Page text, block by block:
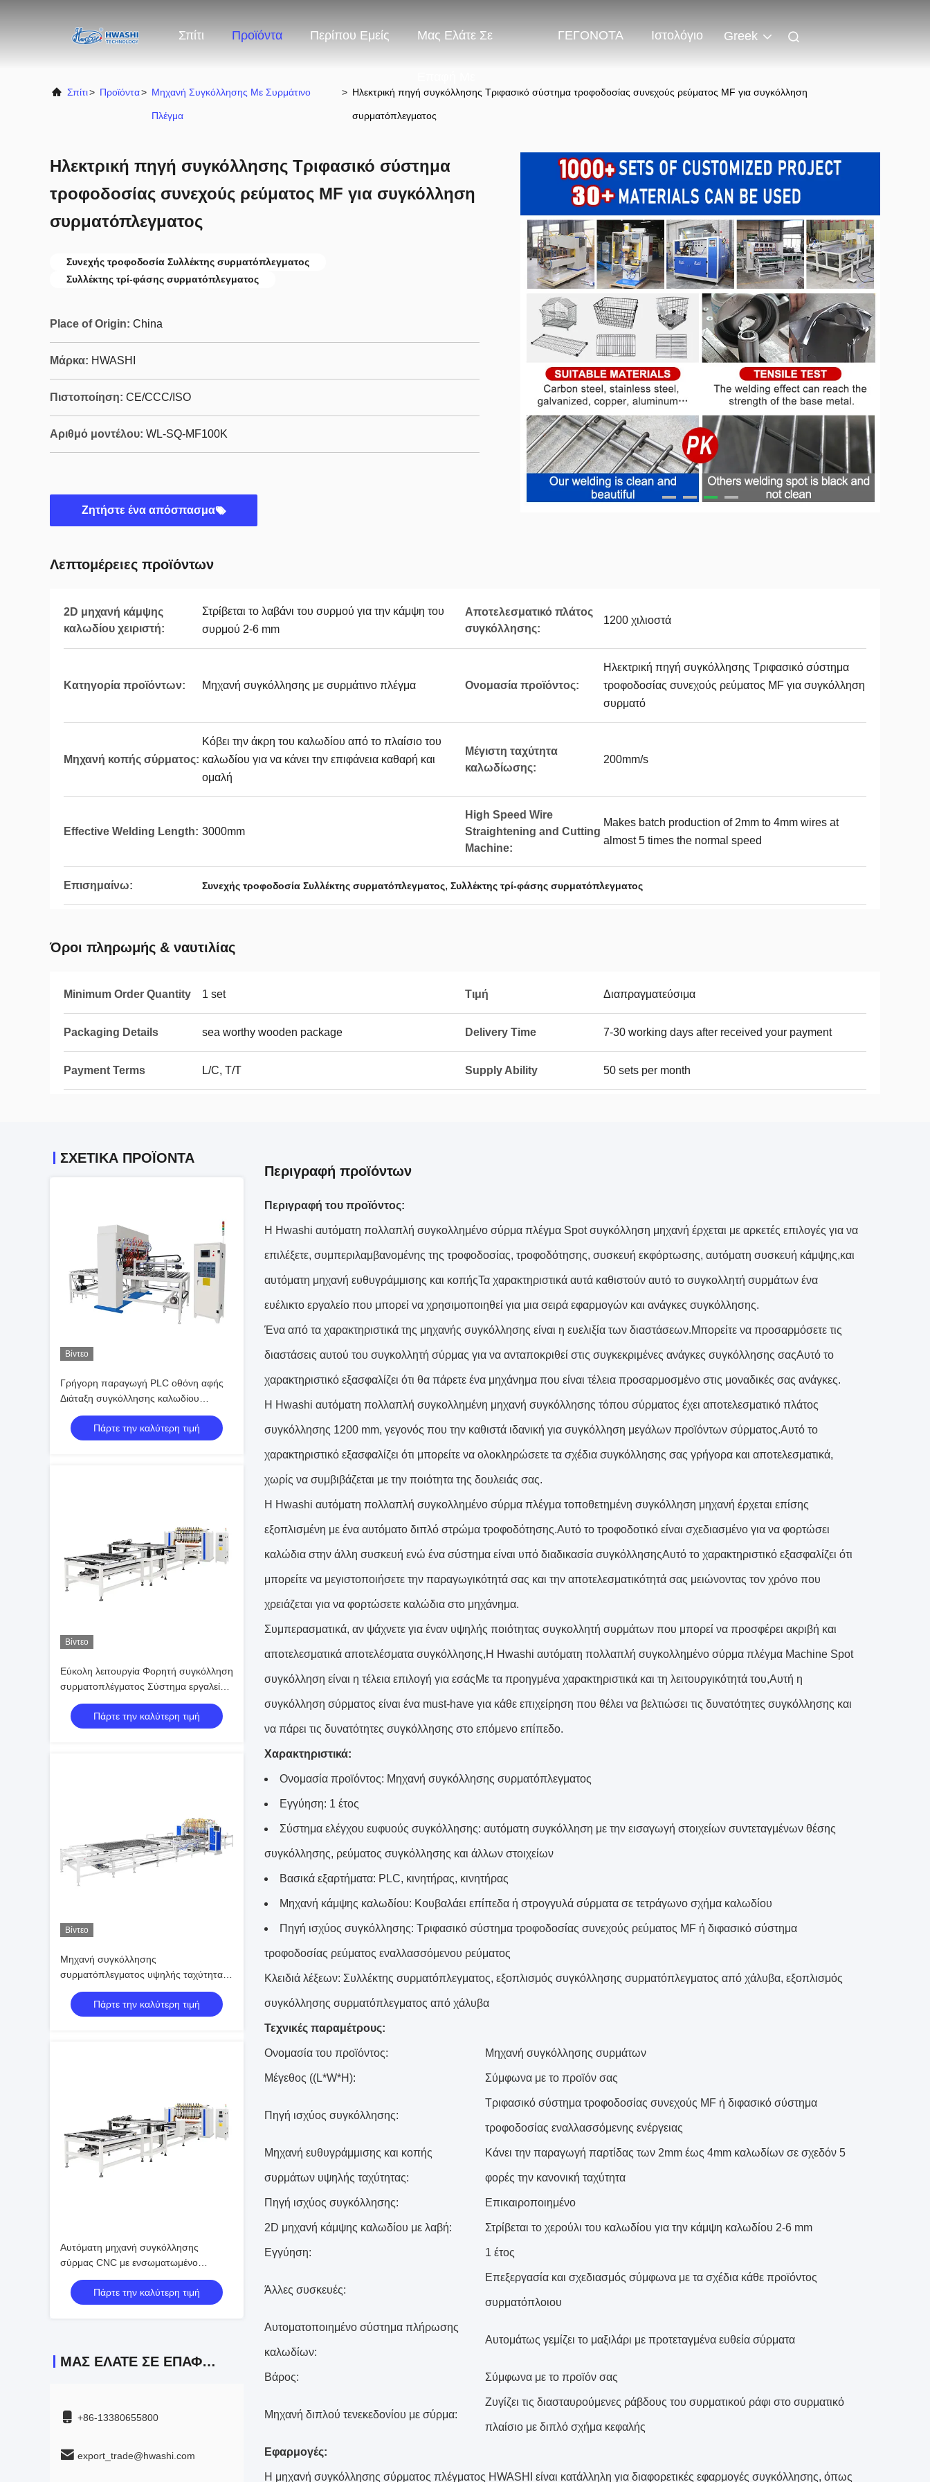
Σπίτι Προϊόντα Περίπου Εμείς Μας Ελάτε Σε ΓΕΓΟΝΟΤΑ Ιστολόγιο Greek
Σπίτι> Προϊόντα> Μηχανή Συγκόλλησης Με Συρμάτινο
Πλέγμα
> Ηλεκτρική πηγή συγκόλλησης Τριφασικό σύστημα τροφοδοσίας συνεχούς ρεύματος MF για συγκόλληση
συρματόπλεγματος
Ηλεκτρική πηγή συγκόλλησης Τριφασικό σύστημα
τροφοδοσίας συνεχούς ρεύματος MF για συγκόλληση
συρματόπλεγματος
Συνεχής τροφοδοσία Συλλέκτης συρματόπλεγματος
Συλλέκτης τρί-φάσης συρματόπλεγματος
Place of Origin: China
Μάρκα: HWASHI
Πιστοποίηση: CE/CCC/ISO
Αριθμό μοντέλου: WL-SQ-MF100K
Ζητήστε ένα απόσπασμα
Λεπτομέρειες προϊόντων
2D μηχανή κάμψης
καλωδίου χειριστή:
Στρίβεται το λαβάνι του συρμού για την κάμψη του
συρμού 2-6 mm
Αποτελεσματικό πλάτος
συγκόλλησης:
1200 χιλιοστά
Κατηγορία προϊόντων: Μηχανή συγκόλλησης με συρμάτινο πλέγμα Ονομασία προϊόντος:
Ηλεκτρική πηγή συγκόλλησης Τριφασικό σύστημα
τροφοδοσίας συνεχούς ρεύματος MF για συγκόλληση
συρματό
Μηχανή κοπής σύρματος:
Κόβει την άκρη του καλωδίου από το πλαίσιο του
καλωδίου για να κάνει την επιφάνεια καθαρή και
ομαλή
Μέγιστη ταχύτητα
καλωδίωσης:
200mm/s
Effective Welding Length: 3000mm
High Speed Wire
Straightening and Cutting
Machine:
Makes batch production of 2mm to 4mm wires at
almost 5 times the normal speed
Επισημαίνω: Συνεχής τροφοδοσία Συλλέκτης συρματόπλεγματος, Συλλέκτης τρί-φάσης συρματόπλεγματος
Όροι πληρωμής & ναυτιλίας
Minimum Order Quantity 1 set Τιμή Διαπραγματεύσιμα
Packaging Details sea worthy wooden package Delivery Time 7-30 working days after received your payment
Payment Terms L/C, T/T Supply Ability 50 sets per month
ΣΧΕΤΙΚΆ ΠΡΟΪΌΝΤΑ
Βίντεο
Γρήγορη παραγωγή PLC οθόνη αφής
Διάταξη συγκόλλησης καλωδίου
1800mm πλάτος 100 σειρές λεπτό
αυτόματοΠάρτε την καλύτερη τιμή
Βίντεο
Εύκολη λειτουργία Φορητή συγκόλληση
συρματοπλέγματος Σύστημα εργαλείων
γρήγορης αλλαγής 1200mm
Συμπληκτικό σχεδιασμό
Πάρτε την καλύτερη τιμή
Βίντεο
Μηχανή συγκόλλησης
συρματόπλεγματος υψηλής ταχύτητας
με κινητήρα σερβοκίνησης Σύστημα
αυτόματης ευθυγράμμισης 2000 mm
για γρήγορη έξοδο
Πάρτε την καλύτερη τιμή
Αυτόματη μηχανή συγκόλλησης
σύρμας CNC με ενσωματωμένο
σύστημα τροφοδοσίας σύρματος
1500mm πλάτος
Πάρτε την καλύτερη τιμή
ΜΑΣ ΕΛΆΤΕ ΣΕ ΕΠΑΦΉ ΜΕ
+86-13380655800
export_trade@hwashi.com
Περιγραφή προϊόντων
Περιγραφή του προϊόντος:
Η Hwashi αυτόματη πολλαπλή συγκολλημένο σύρμα πλέγμα Spot συγκόλληση μηχανή έρχεται με αρκετές επιλογές για να
επιλέξετε, συμπεριλαμβανομένης της τροφοδοσίας, τροφοδότησης, συσκευή εκφόρτωσης, αυτόματη συσκευή κάμψης,και
αυτόματη μηχανή ευθυγράμμισης και κοπήςΤα χαρακτηριστικά αυτά καθιστούν αυτό το συγκολλητή συρμάτων ένα
ευέλικτο εργαλείο που μπορεί να χρησιμοποιηθεί για μια σειρά εφαρμογών και ανάγκες συγκόλλησης.
Ένα από τα χαρακτηριστικά της μηχανής συγκόλλησης είναι η ευελιξία των διαστάσεων.Μπορείτε να προσαρμόσετε τις
διαστάσεις αυτού του συγκολλητή σύρμας για να ανταποκριθεί στις συγκεκριμένες ανάγκες συγκόλλησης σαςΑυτό το
χαρακτηριστικό εξασφαλίζει ότι θα πάρετε ένα μηχάνημα που είναι τέλεια προσαρμοσμένο στις μοναδικές σας ανάγκες.
Η Hwashi αυτόματη πολλαπλή συγκολλημένη μηχανή συγκόλλησης τόπου σύρματος έχει αποτελεσματικό πλάτος
συγκόλλησης 1200 mm, γεγονός που την καθιστά ιδανική για συγκόλληση μεγάλων προϊόντων σύρματος.Αυτό το
χαρακτηριστικό εξασφαλίζει ότι μπορείτε να ολοκληρώσετε τα σχέδια συγκόλλησης σας γρήγορα και αποτελεσματικά,
χωρίς να συμβιβάζεται με την ποιότητα της δουλειάς σας.
Η Hwashi αυτόματη πολλαπλή συγκολλημένο σύρμα πλέγμα τοποθετημένη συγκόλληση μηχανή έρχεται επίσης
εξοπλισμένη με ένα αυτόματο διπλό στρώμα τροφοδότησης.Αυτό το τροφοδοτικό είναι σχεδιασμένο για να φορτώσει
καλώδια στην άλλη συσκευή ενώ ένα σύστημα είναι υπό διαδικασία συγκόλλησηςΑυτό το χαρακτηριστικό εξασφαλίζει ότι
μπορείτε να μεγιστοποιήσετε την παραγωγικότητά σας και την αποτελεσματικότητά σας μειώνοντας τον χρόνο που
χρειάζεται για να φορτώσετε καλώδια στο μηχάνημα.
Συμπερασματικά, αν ψάχνετε για έναν υψηλής ποιότητας συγκολλητή συρμάτων που μπορεί να προσφέρει ακριβή και
αποτελεσματικά αποτελέσματα συγκόλλησης,Η Hwashi αυτόματη πολλαπλή συγκολλημένο σύρμα πλέγμα Machine Spot
συγκόλληση είναι η τέλεια επιλογή για εσάςΜε τα προηγμένα χαρακτηριστικά και τη λειτουργικότητά του,Αυτή η
συγκόλληση σύρματος είναι ένα must-have για κάθε επιχείρηση που θέλει να βελτιώσει τις δυνατότητες συγκόλλησης και
να πάρει τις δυνατότητες συγκόλλησης στο επόμενο επίπεδο.
Χαρακτηριστικά:
Ονομασία προϊόντος: Μηχανή συγκόλλησης συρματόπλεγματος
Εγγύηση: 1 έτος
Σύστημα ελέγχου ευφυούς συγκόλλησης: αυτόματη συγκόλληση με την εισαγωγή στοιχείων συντεταγμένων θέσης
συγκόλλησης, ρεύματος συγκόλλησης και άλλων στοιχείων
Βασικά εξαρτήματα: PLC, κινητήρας, κινητήρας
Μηχανή κάμψης καλωδίου: Κουβαλάει επίπεδα ή στρογγυλά σύρματα σε τετράγωνο σχήμα καλωδίου
Πηγή ισχύος συγκόλλησης: Τριφασικό σύστημα τροφοδοσίας συνεχούς ρεύματος MF ή διφασικό σύστημα
τροφοδοσίας ρεύματος εναλλασσόμενου ρεύματος
Κλειδιά λέξεων: Συλλέκτης συρματόπλεγματος, εξοπλισμός συγκόλλησης συρματόπλεγματος από χάλυβα, εξοπλισμός
συγκόλλησης συρματόπλεγματος από χάλυβα
Τεχνικές παραμέτρους:
Ονομασία του προϊόντος: Μηχανή συγκόλλησης συρμάτων
Μέγεθος ((L*W*H): Σύμφωνα με το προϊόν σας
Πηγή ισχύος συγκόλλησης:
Τριφασικό σύστημα τροφοδοσίας συνεχούς MF ή διφασικό σύστημα
τροφοδοσίας εναλλασσόμενης ενέργειας
Μηχανή ευθυγράμμισης και κοπής
συρμάτων υψηλής ταχύτητας:
Κάνει την παραγωγή παρτίδας των 2mm έως 4mm καλωδίων σε σχεδόν 5
φορές την κανονική ταχύτητα
Πηγή ισχύος συγκόλλησης: Επικαιροποιημένο
2D μηχανή κάμψης καλωδίου με λαβή: Στρίβεται το χερούλι του καλωδίου για την κάμψη καλωδίου 2-6 mm
Εγγύηση: 1 έτος
Άλλες συσκευές:
Επεξεργασία και σχεδιασμός σύμφωνα με τα σχέδια κάθε προϊόντος
συρματόπλοιου
Αυτοματοποιημένο σύστημα πλήρωσης
καλωδίων:
Αυτομάτως γεμίζει το μαξιλάρι με προτεταγμένα ευθεία σύρματα
Βάρος: Σύμφωνα με το προϊόν σας
Μηχανή διπλού τενεκεδονίου με σύρμα:
Ζυγίζει τις διασταυρούμενες ράβδους του συρματικού ράφι στο συρματικό
πλαίσιο με διπλό σχήμα κεφαλής
Εφαρμογές:
Η μηχανή συγκόλλησης σύρματος πλέγματος HWASHI είναι κατάλληλη για διαφορετικές εφαρμογές συγκόλλησης, όπως